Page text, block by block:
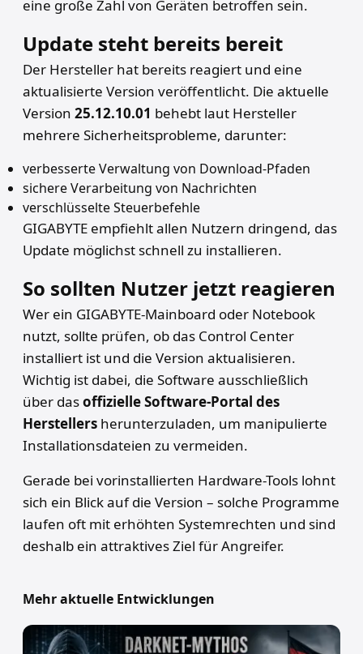
eine große Zahl von Geräten betroffen sein.
Update steht bereits bereit
Der Hersteller hat bereits reagiert und eine
aktualisierte Version veröffentlicht. Die aktuelle
Version 25.12.10.01 behebt laut Hersteller
mehrere Sicherheitsprobleme, darunter:
verbesserte Verwaltung von Download-Pfaden
sichere Verarbeitung von Nachrichten
verschlüsselte Steuerbefehle
GIGABYTE empfiehlt allen Nutzern dringend, das
Update möglichst schnell zu installieren.
So sollten Nutzer jetzt reagieren
Wer ein GIGABYTE-Mainboard oder Notebook
nutzt, sollte prüfen, ob das Control Center
installiert ist und die Version aktualisieren.
Wichtig ist dabei, die Software ausschließlich
über dasoffizielle Software-Portal des
Herstellers herunterzuladen, um manipulierte
Installationsdateien zu vermeiden.
Gerade bei vorinstallierten Hardware-Tools lohnt
sich ein Blick auf die Version – solche Programme
laufen oft mit erhöhten Systemrechten und sind
deshalb ein attraktives Ziel für Angreifer.
Mehr aktuelle Entwicklungen